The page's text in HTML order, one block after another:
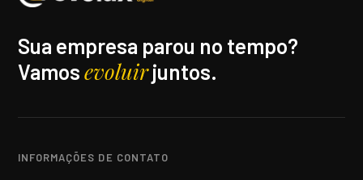
Sua empresa parou no tempo?
Vamosevoluirjuntos.
INFORMAÇÕES DE CONTATO